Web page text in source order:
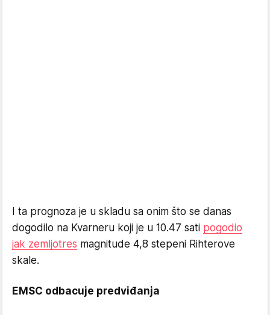
I ta prognoza je u skladu sa onim što se danas
dogodilo na Kvarneru koji je u 10.47 sati pogodio
jak zemljotres magnitude 4,8 stepeni Rihterove
skale.
EMSC odbacuje predviđanja